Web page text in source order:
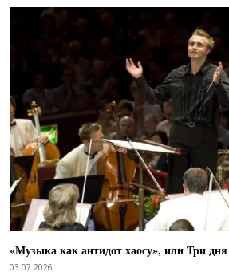
«Музыка как антидот хаосу», или Три
03.07.2026